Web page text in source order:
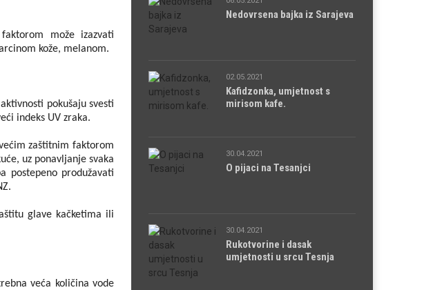
može izazvati
kože, melanom.
pokušaju svesti
indeks UV zraka.
zaštitnim faktorom
uz ponavljanje svaka
postepeno produžavati
glave kačketima ili
veća količina vode
Nedovrsena bajka iz Sarajeva
02.05.2021
Kafidzonka, umjetnost s
mirisom kafe.
30.04.2021
O pijaci na Tesanjci
30.04.2021
Rukotvorine i dasak
umjetnosti u srcu Tesnja